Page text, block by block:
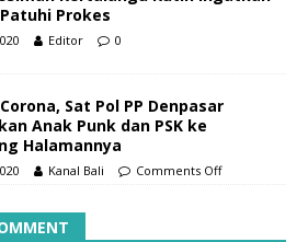
Prokes
Editor 0
Sat Pol PP Denpasar
Anak Punk dan PSK ke
Halamannya
Kanal Bali Comments Off